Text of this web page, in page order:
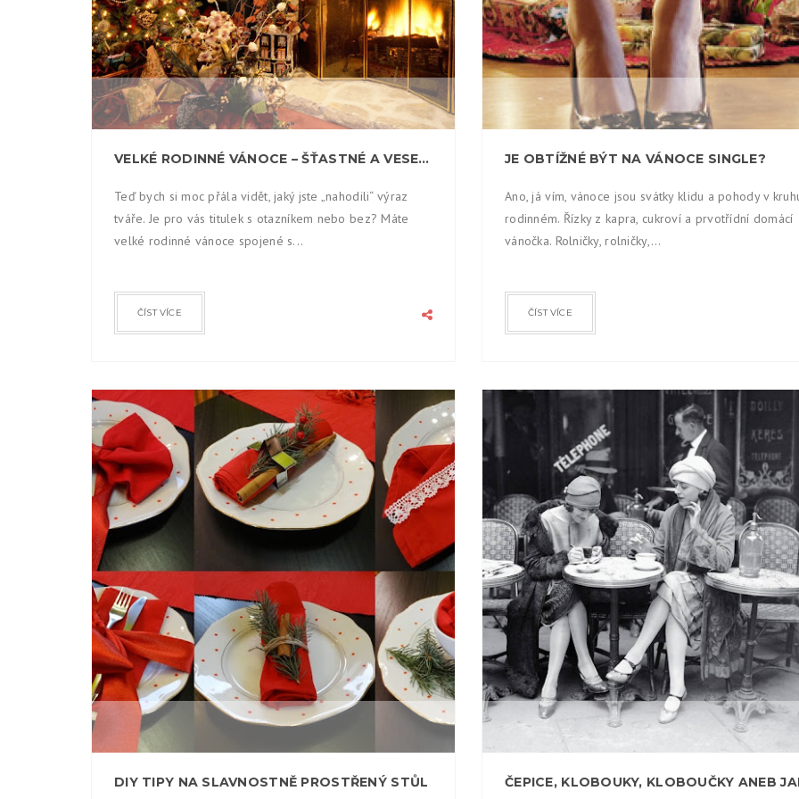
VELKÉ RODINNÉ VÁNOCE – ŠŤASTNÉ A VESELÉ?
Teď bych si moc přála vidět, jaký jste „nahodili“ výraz
tváře. Je pro vás titulek s otazníkem nebo bez? Máte
velké rodinné vánoce spojené s...
ČÍST VÍCE
JE OBTÍŽNÉ BÝT NA VÁNOCE SINGLE?
Ano, já vím, vánoce jsou svátky klidu a pohody v
rodinném. Řízky z kapra, cukroví a prvotřídní domácí
vánočka. Rolničky, rolničky,...
ČÍST VÍCE
2015
0
DIY TIPY NA SLAVNOSTNĚ PROSTŘENÝ STŮL